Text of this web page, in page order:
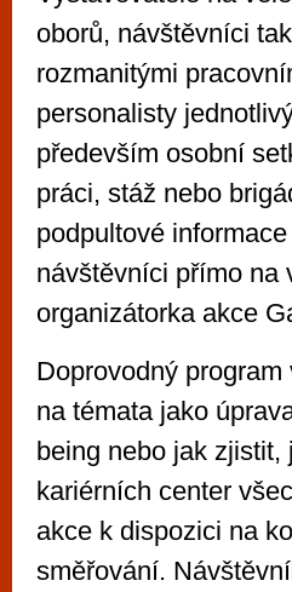
oborů, návštěvníci
rozmanitými
personalisty
především osobní
práci, stáž nebo
podpultové
návštěvníci přímo na
organizátorka akce
Doprovodný
na témata jako
being nebo jak
kariérních center
akce k dispozici na
směřování.